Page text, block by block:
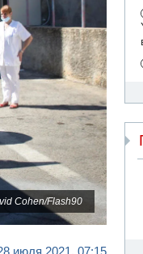
Cohen/Flash90